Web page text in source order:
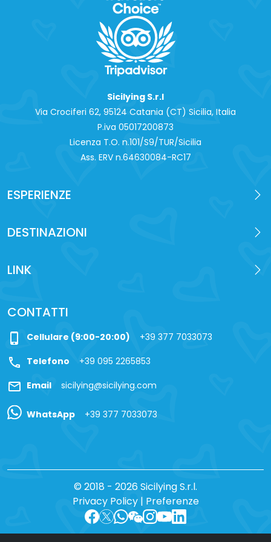
Sicilying S.r.l
Via Crociferi 62, 95124 Catania (CT) Sicilia, Italia
P.iva 0‍5017200873
Licenza T.O. n.101/S9/TUR/Sicilia
Ass. ERV n.64630084-RC17
ESPERIENZE
DESTINAZIONI
LINK
CONTATTI
phone_iphone Cellulare (9:00-20:00) +39 377 7033073
call Telefono +39 095 2265853
mail Email sicilying@sicilying.com
WhatsApp +39 377 7033073
© 2018 - 2026 Sicilying S.r.l.
Privacy Policy| Preferenze